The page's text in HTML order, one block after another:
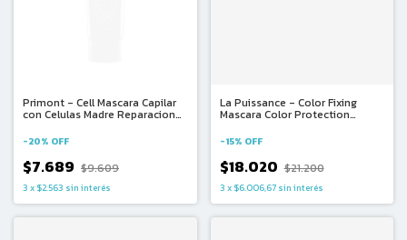
Primont - Cell Mascara Capilar
con Celulas Madre Reparacion
-20% OFF
$7.689 $9.609
3 x $2.563 sin interés
La Puissance - Color Fixing
Mascara Color Protection
-15% OFF
$18.020 $21.200
3 x $6.006,67 sin interés